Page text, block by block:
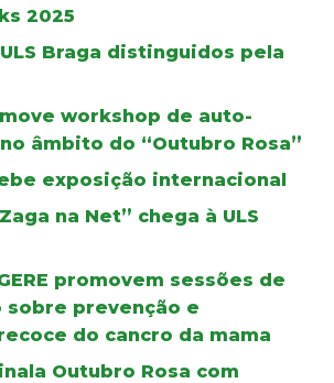
2025
Braga distinguidos pela
workshop de auto-
âmbito do “Outubro Rosa”
exposição internacional
na Net” chega à ULS
promovem sessões de
sobre prevenção e
do cancro da mama
Outubro Rosa com